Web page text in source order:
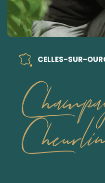
CELLES-SUR-
Cheurlin